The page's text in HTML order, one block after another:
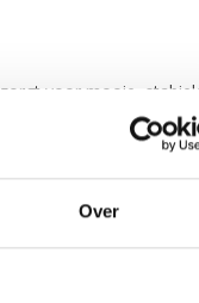
Over
voor mooie,
kunnen
benodigdheden